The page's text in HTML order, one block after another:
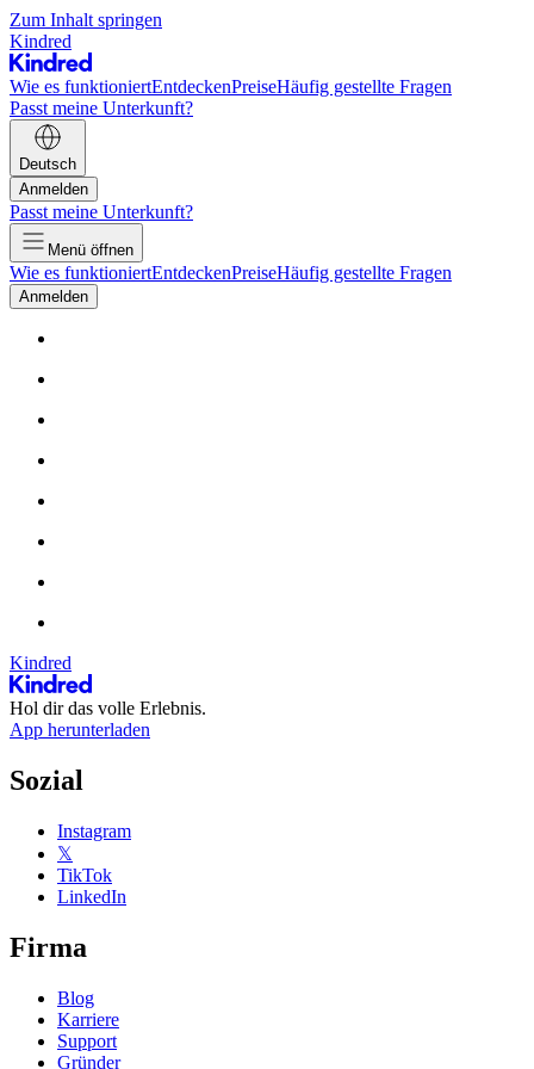
Zum Inhalt springen
Kindred
Wie es funktioniertEntdeckenPreiseHäufig gestellte Fragen
Passt meine Unterkunft?
Deutsch
Anmelden
Passt meine Unterkunft?
Menü öffnen
Wie es funktioniertEntdeckenPreiseHäufig gestellte Fragen
Anmelden
Kindred
Hol dir das volle Erlebnis.
App herunterladen
Sozial
Instagram
𝕏
TikTok
LinkedIn
Firma
Blog
Karriere
Support
Gründer